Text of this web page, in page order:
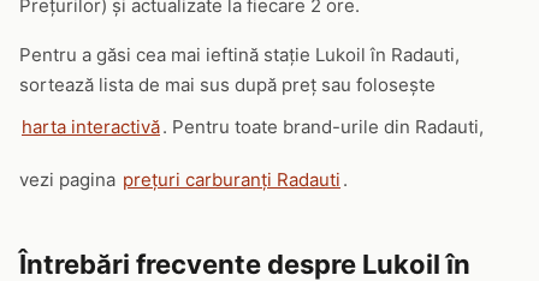
Prețurilor) și actualizate la fiecare 2 ore.
Pentru a găsi cea mai ieftină stație Lukoil în Radauti,
sortează lista de mai sus după preț sau folosește
harta interactivă. Pentru toate brand-urile din Radauti,
vezi pagina prețuri carburanți Radauti .
Întrebări frecvente despre Lukoil în